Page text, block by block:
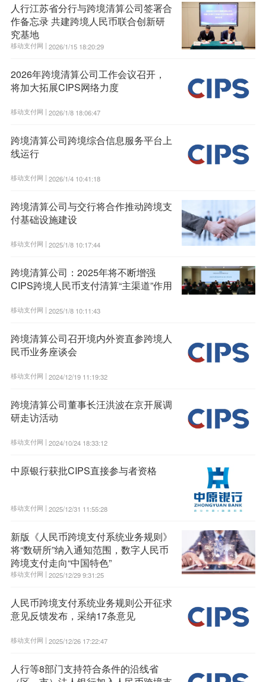
人行江苏省分行与跨境清算公司签署合
作备忘录 共建跨境人民币联合创新研
究基地
移动支付网 | 2026/1/15 18:20:29
2026年跨境清算公司工作会议召开，
将加大拓展CIPS网络力度
移动支付网 | 2026/1/8 18:06:47
跨境清算公司跨境综合信息服务平台上
线运行
移动支付网 | 2026/1/4 10:41:18
跨境清算公司与交行将合作推动跨境支
付基础设施建设
移动支付网 | 2025/1/8 10:17:44
跨境清算公司：2025年将不断增强
CIPS跨境人民币支付清算“主渠道”作用
移动支付网 | 2025/1/8 10:11:43
跨境清算公司召开境内外资直参跨境人
民币业务座谈会
移动支付网 | 2024/12/19 11:19:32
跨境清算公司董事长汪洪波在京开展调
研走访活动
移动支付网 | 2024/10/24 18:33:12
中原银行获批CIPS直接参与者资格
移动支付网 | 2025/12/31 11:55:28
新版《人民币跨境支付系统业务规则》
将“数研所”纳入通知范围，数字人民币
跨境支付走向“中国特色”
移动支付网 | 2025/12/29 9:31:25
人民币跨境支付系统业务规则公开征求
意见反馈发布，采纳17条意见
移动支付网 | 2025/12/26 17:22:47
人行等8部门支持符合条件的沿线省